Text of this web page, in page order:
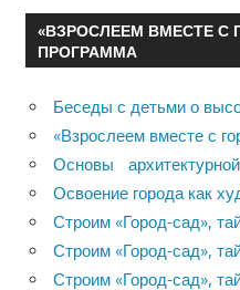
«ВЗРОСЛЕЕМ ВМЕСТЕ С
ПРОГРАММА
Беседы с детьми о
«Взрослеем вместе с
Основы
Освоение города как
Строим «Город-сад»,
Строим «Город-сад»,
Строим «Город-сад»,